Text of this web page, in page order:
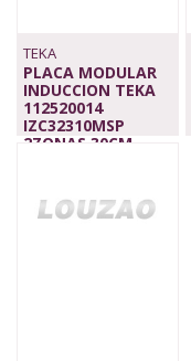
TEKA
PLACA MODULAR
INDUCCION TEKA
112520014
IZC32310MSP
2ZONAS 30CM